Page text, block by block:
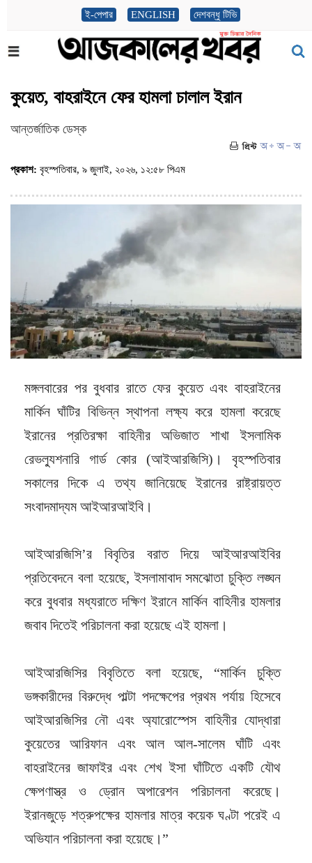
ই-পেপার ENGLISH দেশবন্ধু টিভি
কুয়েত, বাহরাইনে ফের হামলা চালাল ইরান
আন্তর্জাতিক ডেস্ক
প্রকাশ: বৃহস্পতিবার, ৯ জুলাই, ২০২৬, ১২:৫৮ পিএম
মঙ্গলবারের পর বুধবার রাতে ফের কুয়েত এবং বাহরাইনের
মার্কিন ঘাঁটির বিভিন্ন স্থাপনা লক্ষ্য করে হামলা করেছে
ইরানের প্রতিরক্ষা বাহিনীর অভিজাত শাখা ইসলামিক
রেভল্যুশনারি গার্ড কোর (আইআরজিসি)। বৃহস্পতিবার
সকালের দিকে এ তথ্য জানিয়েছে ইরানের রাষ্ট্রায়ত্ত
সংবাদমাদ্যম আইআরআইবি।
আইআরজিসি’র বিবৃতির বরাত দিয়ে আইআরআইবির
প্রতিবেদনে বলা হয়েছে, ইসলামাবাদ সমঝোতা চুক্তি লঙ্ঘন
করে বুধবার মধ্যরাতে দক্ষিণ ইরানে মার্কিন বাহিনীর হামলার
জবাব দিতেই পরিচালনা করা হয়েছে এই হামলা।
আইআরজিসির বিবৃতিতে বলা হয়েছে, “মার্কিন চুক্তি
ভঙ্গকারীদের বিরুদ্ধে পাল্টা পদক্ষেপের প্রথম পর্যায় হিসেবে
আইআরজিসির নৌ এবং অ্যারোস্পেস বাহিনীর যোদ্ধারা
কুয়েতের আরিফান এবং আল আল-সালেম ঘাঁটি এবং
বাহরাইনের জাফাইর এবং শেখ ইসা ঘাঁটিতে একটি যৌথ
ক্ষেপণাস্ত্র ও ড্রোন অপারেশন পরিচালনা করেছে।
ইরানজুড়ে শত্রুপক্ষের হামলার মাত্র কয়েক ঘণ্টা পরেই এ
অভিযান পরিচালনা করা হয়েছে।”